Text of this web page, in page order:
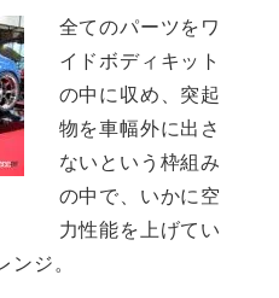
全てのパーツをワ
イドボディキット
の中に収め、突起
物を車幅外に出さ
ないという枠組み
の中で、いかに空
力性能を上げてい
ジ。